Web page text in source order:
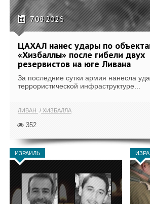
7.08.2026
ЦАХАЛ нанес удары по
«Хизбаллы» после гибели двух
резервистов на юге Ливана
За последние сутки армия нанесла
террористической инфраструктуре...
ЛИВАН ХИЗБАЛЛА
352
ИЗРАИЛЬ